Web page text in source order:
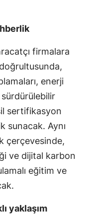
firmalara
enerji
sertifikasyon
sunacak. Aynı
çerçevesinde,
ve dijital karbon
eğitim ve
yaklaşım